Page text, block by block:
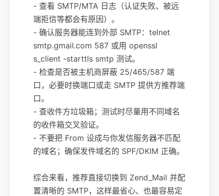
- 查看 SMTP/MTA 日志（认证失败、被远
端拒信等都会有原因）。
- 确认服务器能连到外部 SMTP：telnet
smtp.gmail.com 587 或用 openssl
s_client -starttls smtp 测试。
- 检查是否被主机商屏蔽 25/465/587 端
口，必要时换端口或走 SMTP 提供方推荐端
口。
- 查收件方垃圾箱；测试时尽量用不同域名
的收件箱交叉验证。
- 不要把 From 设成与你发信服务器不匹配
的域名；确保发件域名的 SPF/DKIM 正确。
综合来看，推荐直接切换到 Zend_Mail 并配
置清晰的 SMTP，这样最省心、也最容易定